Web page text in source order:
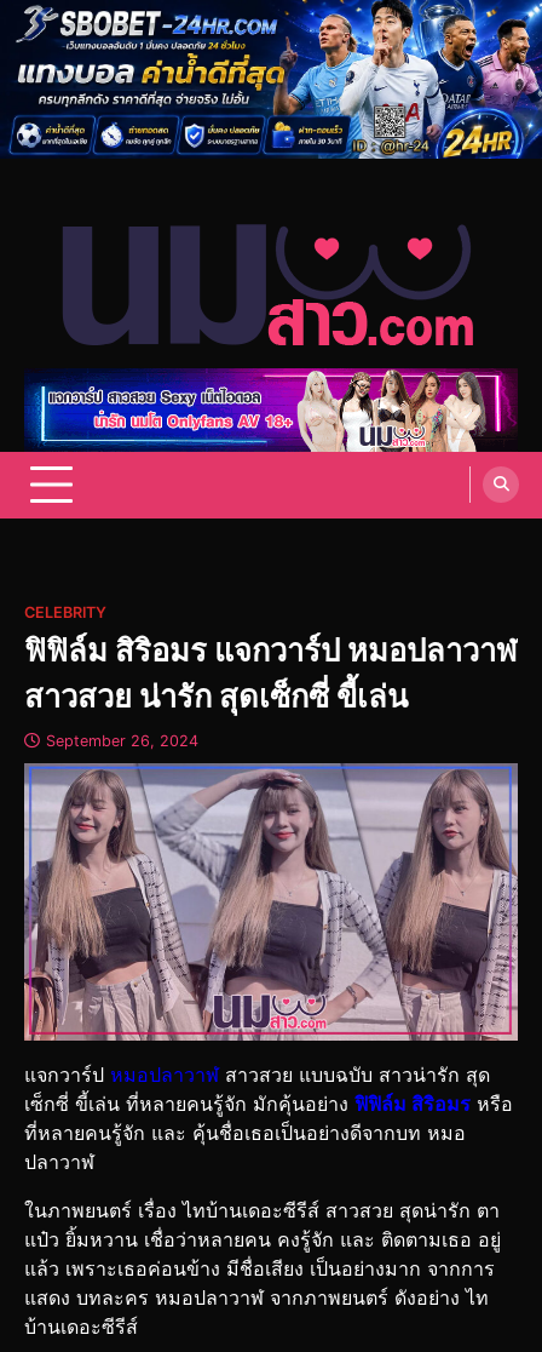
แจกวาร์ป สาวสวย sexy เน็ตไอดอล
สาว Onlyfans 18+ อัพเดทล่าสุด
แจกวาร์ป สาวสวย Sexy เน็ตไอดอล ดารา นักแสดง AV กระแสมาแรง
Onlyfans 18+ VK ดาวทวิต รวมสาวสุดเซ็กซี่ อัพเดทล่าสุด.
CELEBRITY
ฟิฟิล์ม สิริอมร แจกวาร์ป หมอปลาวาฬ
สาวสวย น่ารัก สุดเซ็กซี่ ขี้เล่น
September 26, 2024
แจกวาร์ป หมอปลาวาฬสาวสวย แบบฉบับ สาวน่ารัก สุด
เซ็กซี่ ขี้เล่น ที่หลายคนรู้จัก มักคุ้นอย่าง ฟิฟิล์ม สิริอมร หรือ
ที่หลายคนรู้จัก และ คุ้นชื่อเธอเป็นอย่างดีจากบท หมอ
ปลาวาฬ
ในภาพยนตร์ เรื่อง ไทบ้านเดอะซีรีส์ สาวสวย สุดน่ารัก ตา
แป๋ว ยิ้มหวาน เชื่อว่าหลายคน คงรู้จัก และ ติดตามเธอ อยู่
แล้ว เพราะเธอค่อนข้าง มีชื่อเสียง เป็นอย่างมาก จากการ
แสดง บทละคร หมอปลาวาฬ จากภาพยนตร์ ดังอย่าง ไท
บ้านเดอะซีรีส์